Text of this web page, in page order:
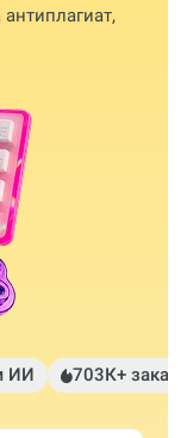
ИИ 703К+